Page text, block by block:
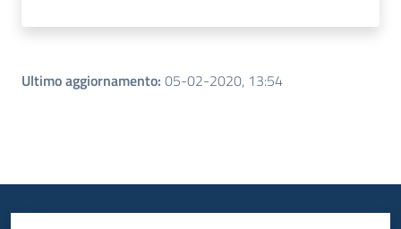
Ultimo aggiornamento: 05-02-2020, 13:54